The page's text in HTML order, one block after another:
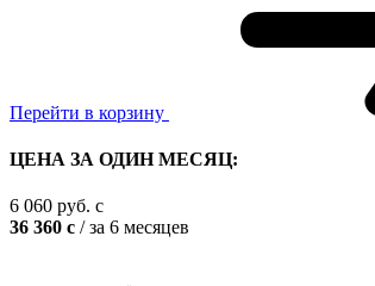
Перейти в корзину
ЦЕНА ЗА ОДИН МЕСЯЦ:
6 060 руб. c
36 360 c / за 6 месяцев